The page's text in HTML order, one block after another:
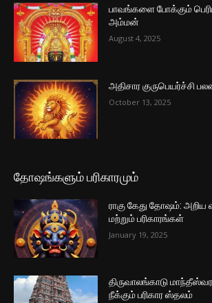
பாவங்களை போக்கும்
அம்மன்
August 4, 2025
அதிசார குருபெயர்ச்சி
October 13, 2025
தோஷங்களும் பரிகாரமும்
ராகு கேது தோஷம்: அறிய
மற்றும் பரிகாரங்கள்
January 19, 2025
திருவாலங்காடு
நீக்கும் பரிகார ஸ்தலம்